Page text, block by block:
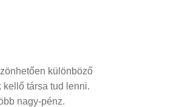
különböző
társa tud lenni.
nagy-pénz.